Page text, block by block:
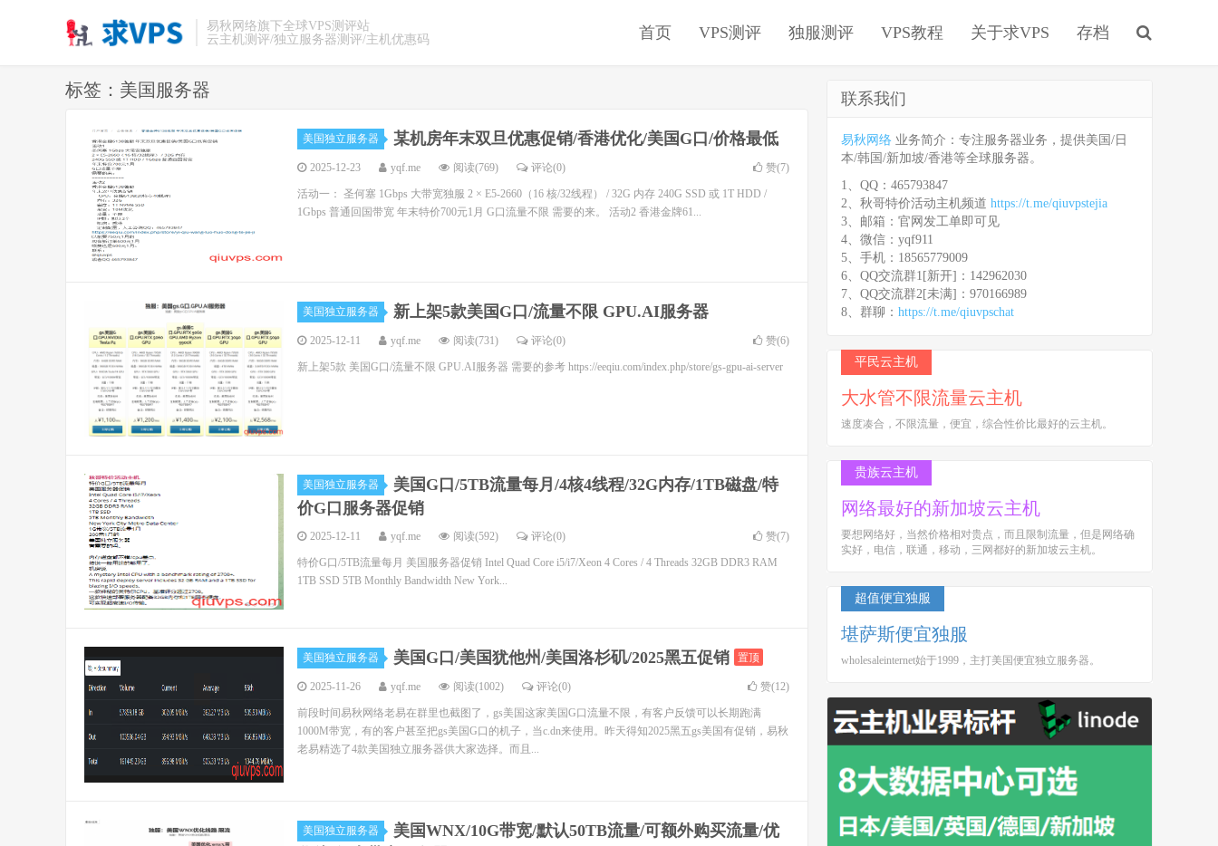
易秋网络旗下全球VPS测评站
云主机测评/独立服务器测评/主机优惠码
首页 VPS测评 独服测评 VPS教程 关于求VPS 存档
标签：美国服务器
美国独立服务器 某机房年末双旦优惠促销/香港优化/美国G口/价格最低
2025-12-23 yqf.me 阅读(769) 评论(0) 赞(7)
活动一： 圣何塞 1Gbps 大带宽独服 2 × E5-2660（16 核/32线程） / 32G 内存 240G SSD 或 1T HDD /
1Gbps 普通回国带宽 年末特价700元1月 G口流量不限 需要的来。 活动2 香港金牌61...
美国独立服务器 新上架5款美国G口/流量不限 GPU.AI服务器
2025-12-11 yqf.me 阅读(731) 评论(0) 赞(6)
新上架5款 美国G口/流量不限 GPU.AI服务器 需要的参考 https://eeqiu.com/index.php/store/gs-gpu-ai-server
美国独立服务器
美国G口/5TB流量每月/4核4线程/32G内存/1TB磁盘/特
价G口服务器促销
2025-12-11 yqf.me 阅读(592) 评论(0) 赞(7)
特价G口/5TB流量每月 美国服务器促销 Intel Quad Core i5/i7/Xeon 4 Cores / 4 Threads 32GB DDR3 RAM
1TB SSD 5TB Monthly Bandwidth New York...
美国独立服务器 美国G口/美国犹他州/美国洛杉矶/2025黑五促销 置顶
2025-11-26 yqf.me 阅读(1002) 评论(0) 赞(12)
前段时间易秋网络老易在群里也截图了，gs美国这家美国G口流量不限，有客户反馈可以长期跑满
1000M带宽，有的客户甚至把gs美国G口的机子，当c.dn来使用。昨天得知2025黑五gs美国有促销，易秋
老易精选了4款美国独立服务器供大家选择。而且...
美国独立服务器
美国WNX/10G带宽/默认50TB流量/可额外购买流量/优
联系我们
易秋网络 业务简介：专注服务器业务，提供美国/日
本/韩国/新加坡/香港等全球服务器。
1、QQ：465793847
2、秋哥特价活动主机频道 https://t.me/qiuvpstejia
3、邮箱：官网发工单即可见
4、微信：yqf911
5、手机：18565779009
6、QQ交流群1[新开]：142962030
7、QQ交流群2[未满]：970166989
8、群聊： https://t.me/qiuvpschat
平民云主机
大水管不限流量云主机
速度凑合，不限流量，便宜，综合性价比最好的云主机。
贵族云主机
网络最好的新加坡云主机
要想网络好，当然价格相对贵点，而且限制流量，但是网络确
实好，电信，联通，移动，三网都好的新加坡云主机。
超值便宜独服
堪萨斯便宜独服
wholesaleinternet始于1999，主打美国便宜独立服务器。